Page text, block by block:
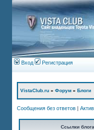
Вход Регистрация
VistaClub.ru » Форум » Блоги
Сообщения без ответов |
Ссылки блога